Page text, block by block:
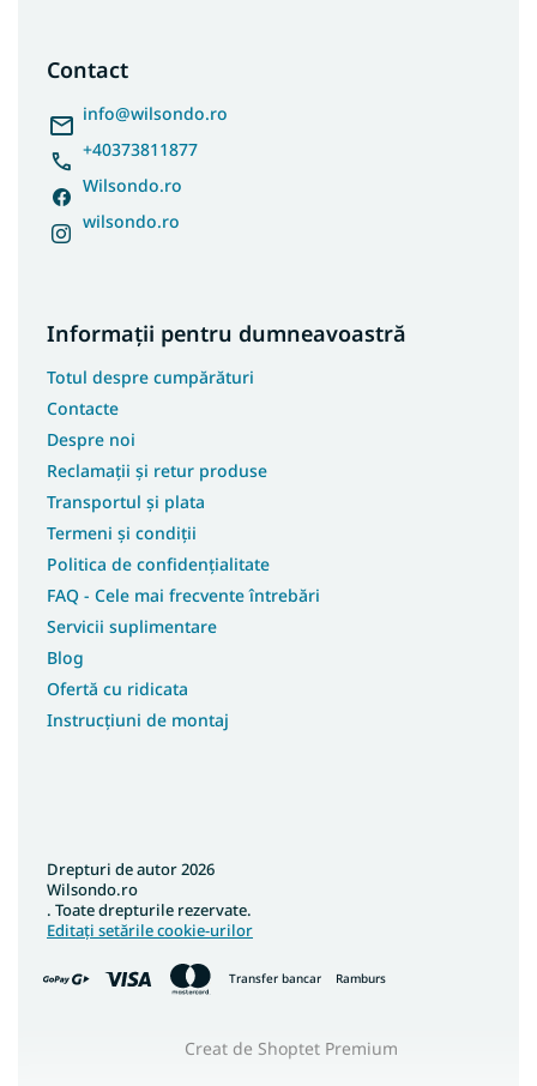
Contact
info@wilsondo.ro
+40373811877
Wilsondo.ro
wilsondo.ro
Informații pentru dumneavoastră
Totul despre cumpărături
Contacte
Despre noi
Reclamații și retur produse
Transportul și plata
Termeni și condiții
Politica de confidențialitate
FAQ - Cele mai frecvente întrebări
Servicii suplimentare
Blog
Ofertă cu ridicata
Instrucțiuni de montaj
Transfer bancar Ramburs
Creat de Shoptet Premium
Drepturi de autor 2026
Wilsondo.ro
. Toate drepturile rezervate.
Editați setările cookie-urilor